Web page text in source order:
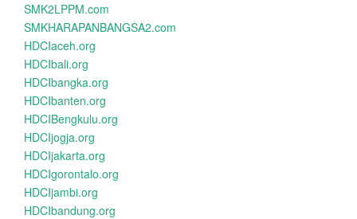
SMK2LPPM.com
SMKHARAPANBANGSA2.com
HDCIaceh.org
HDCIbali.org
HDCIbangka.org
HDCIbanten.org
HDCIBengkulu.org
HDCIjogja.org
HDCIjakarta.org
HDCIgorontalo.org
HDCIjambi.org
HDCIbandung.org